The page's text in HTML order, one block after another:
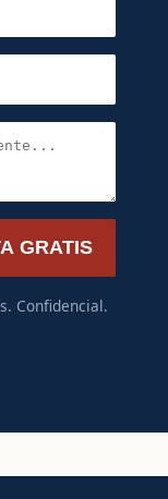
GRATIS
Confidencial.